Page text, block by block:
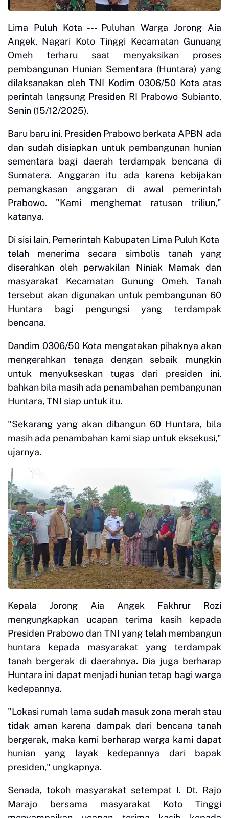
Lima Puluh Kota --- Puluhan Warga Jorong Aia
Angek, Nagari Koto Tinggi Kecamatan Gunuang
Omeh terharu saat menyaksikan proses
pembangunan Hunian Sementara (Huntara) yang
dilaksanakan oleh TNI Kodim 0306/50 Kota atas
perintah langsung Presiden RI Prabowo Subianto,
Senin (15/12/2025).
Baru baru ini, Presiden Prabowo berkata APBN ada
dan sudah disiapkan untuk pembangunan hunian
sementara bagi daerah terdampak bencana di
Sumatera. Anggaran itu ada karena kebijakan
pemangkasan anggaran di awal pemerintah
Prabowo. "Kami menghemat ratusan triliun,"
katanya.
Di sisi lain, Pemerintah Kabupaten Lima Puluh Kota
telah menerima secara simbolis tanah yang
diserahkan oleh perwakilan Niniak Mamak dan
masyarakat Kecamatan Gunung Omeh. Tanah
tersebut akan digunakan untuk pembangunan 60
Huntara bagi pengungsi yang terdampak
bencana.
Dandim 0306/50 Kota mengatakan pihaknya akan
mengerahkan tenaga dengan sebaik mungkin
untuk menyukseskan tugas dari presiden ini,
bahkan bila masih ada penambahan pembangunan
Huntara, TNI siap untuk itu.
"Sekarang yang akan dibangun 60 Huntara, bila
masih ada penambahan kami siap untuk eksekusi,"
ujarnya.
Kepala Jorong Aia Angek Fakhrur Rozi
mengungkapkan ucapan terima kasih kepada
Presiden Prabowo dan TNI yang telah membangun
huntara kepada masyarakat yang terdampak
tanah bergerak di daerahnya. Dia juga berharap
Huntara ini dapat menjadi hunian tetap bagi warga
kedepannya.
"Lokasi rumah lama sudah masuk zona merah stau
tidak aman karena dampak dari bencana tanah
bergerak, maka kami berharap warga kami dapat
hunian yang layak kedepannya dari bapak
presiden," ungkapnya.
Senada, tokoh masyarakat setempat I. Dt. Rajo
Marajo bersama masyarakat Koto Tinggi